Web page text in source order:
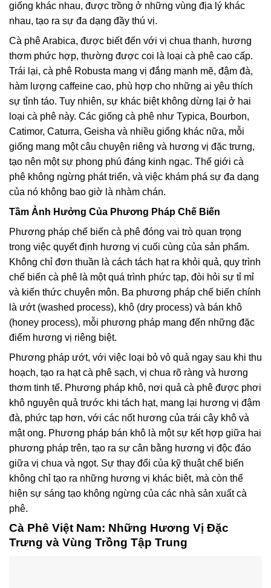
giống khác nhau, được trồng ở những vùng địa lý khác
nhau, tạo ra sự đa dạng đầy thú vị.
Cà phê Arabica, được biết đến với vị chua thanh, hương
thơm phức hợp, thường được coi là loại cà phê cao cấp.
Trái lại, cà phê Robusta mang vị đắng mạnh mẽ, đậm đà,
hàm lượng caffeine cao, phù hợp cho những ai yêu thích
sự tỉnh táo. Tuy nhiên, sự khác biệt không dừng lại ở hai
loại cà phê này. Các giống cà phê như Typica, Bourbon,
Catimor, Caturra, Geisha và nhiều giống khác nữa, mỗi
giống mang một câu chuyện riêng và hương vị đặc trưng,
tạo nên một sự phong phú đáng kinh ngạc. Thế giới cà
phê không ngừng phát triển, và việc khám phá sự đa dạng
của nó không bao giờ là nhàm chán.
Tầm Ảnh Hưởng Của Phương Pháp Chế Biến
Phương pháp chế biến cà phê đóng vai trò quan trọng
trong việc quyết định hương vị cuối cùng của sản phẩm.
Không chỉ đơn thuần là cách tách hạt ra khỏi quả, quy trình
chế biến cà phê là một quá trình phức tạp, đòi hỏi sự tỉ mỉ
và kiến thức chuyên môn. Ba phương pháp chế biến chính
là ướt (washed process), khô (dry process) và bán khô
(honey process), mỗi phương pháp mang đến những đặc
điểm hương vị riêng biệt.
Phương pháp ướt, với việc loại bỏ vỏ quả ngay sau khi thu
hoạch, tạo ra hạt cà phê sạch, vị chua rõ ràng và hương
thơm tinh tế. Phương pháp khô, nơi quả cà phê được phơi
khô nguyên quả trước khi tách hạt, mang lại hương vị đậm
đà, phức tạp hơn, với các nốt hương của trái cây khô và
mật ong. Phương pháp bán khô là một sự kết hợp giữa hai
phương pháp trên, tạo ra sự cân bằng hương vị độc đáo
giữa vị chua và ngọt. Sự thay đổi của kỹ thuật chế biến
không chỉ tạo ra những hương vị khác biệt, mà còn thể
hiện sự sáng tạo không ngừng của các nhà sản xuất cà
phê.
Cà Phê Việt Nam: Những Hương Vị Đặc
Trưng và Vùng Trồng Tập Trung